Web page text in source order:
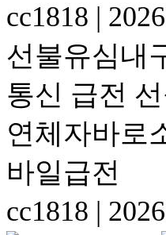
cc1818 |
선불유심내
통신 급전
연체자바로
바일급전
cc1818 |